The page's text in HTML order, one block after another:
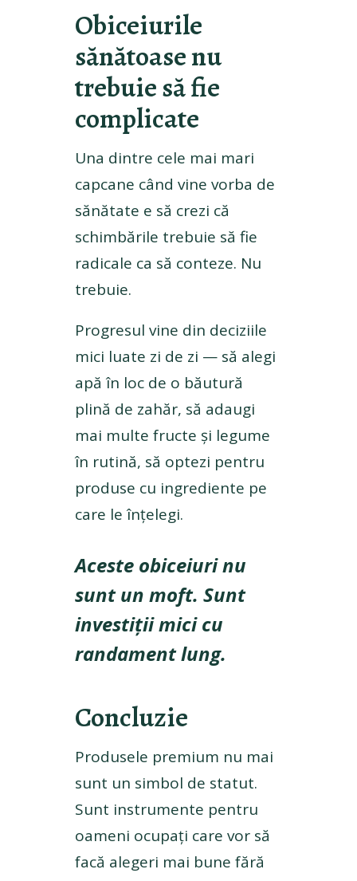
Obiceiurile
sănătoase nu
trebuie să fie
complicate
Una dintre cele mai mari
capcane când vine vorba de
sănătate e să crezi că
schimbările trebuie să fie
radicale ca să conteze. Nu
trebuie.
Progresul vine din deciziile
mici luate zi de zi — să alegi
apă în loc de o băutură
plină de zahăr, să adaugi
mai multe fructe și legume
în rutină, să optezi pentru
produse cu ingrediente pe
care le înțelegi.
Aceste obiceiuri nu
sunt un moft. Sunt
investiții mici cu
randament lung.
Concluzie
Produsele premium nu mai
sunt un simbol de statut.
Sunt instrumente pentru
oameni ocupați care vor să
facă alegeri mai bune fără